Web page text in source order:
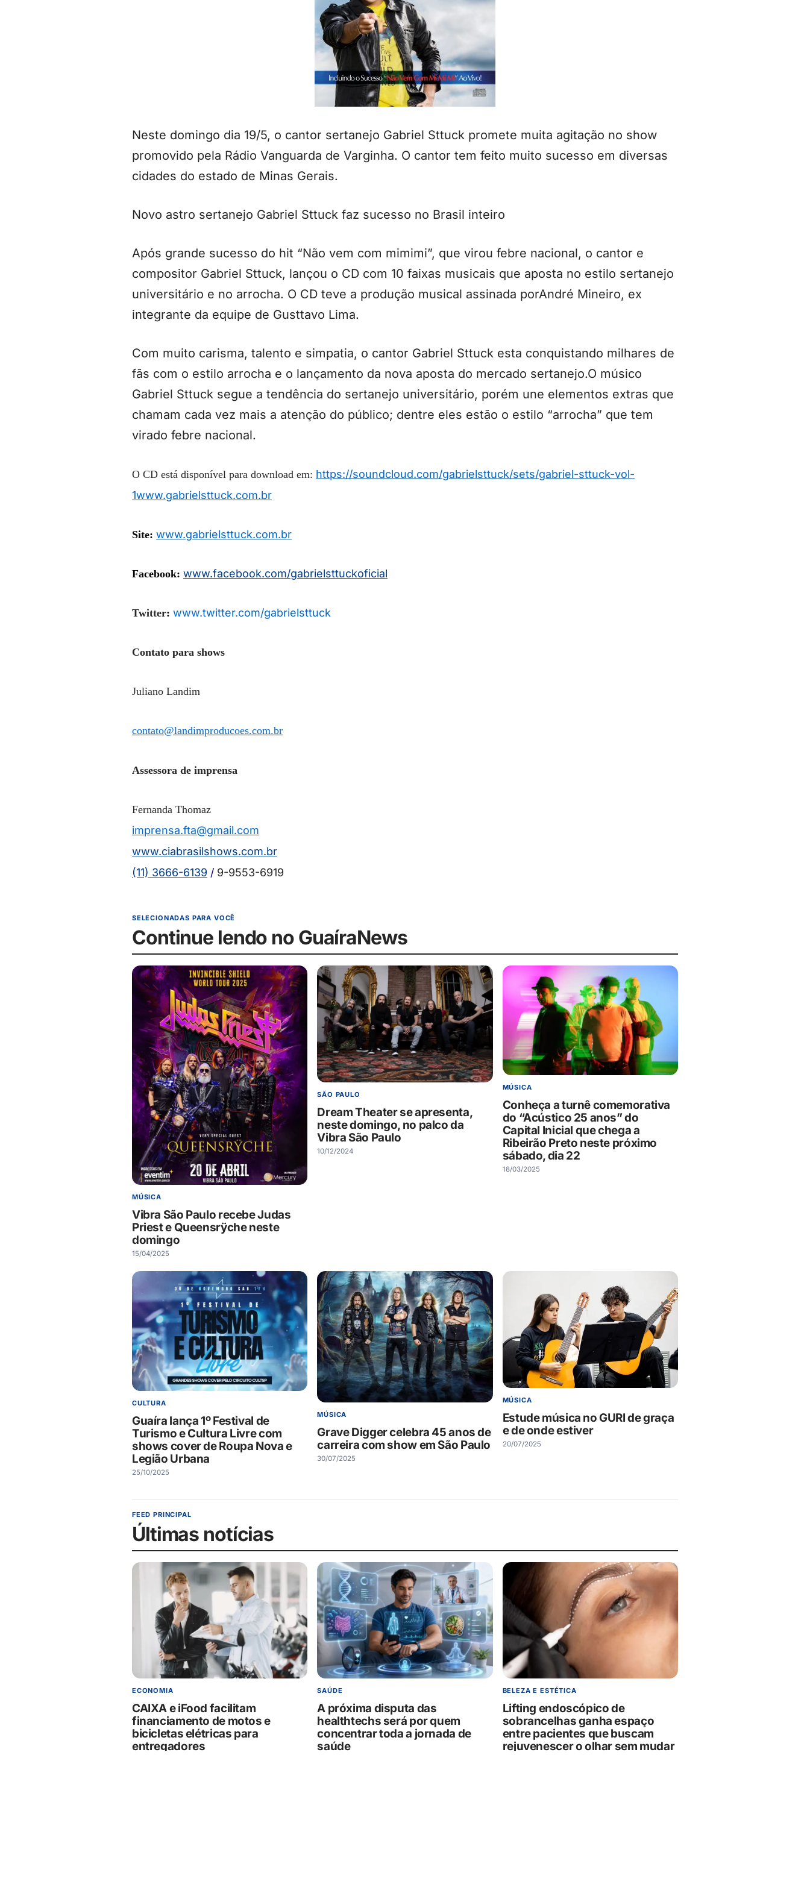
Neste domingo dia 19/5, o cantor sertanejo Gabriel Sttuck promete muita agitação no show
promovido pela Rádio Vanguarda de Varginha. O cantor tem feito muito sucesso em diversas
cidades do estado de Minas Gerais.
Novo astro sertanejo Gabriel Sttuck faz sucesso no Brasil inteiro
Após grande sucesso do hit “Não vem com mimimi”, que virou febre nacional, o cantor e
compositor Gabriel Sttuck, lançou o CD com 10 faixas musicais que aposta no estilo sertanejo
universitário e no arrocha. O CD teve a produção musical assinada porAndré Mineiro, ex
integrante da equipe de Gusttavo Lima.
Com muito carisma, talento e simpatia, o cantor Gabriel Sttuck esta conquistando milhares de
fãs com o estilo arrocha e o lançamento da nova aposta do mercado sertanejo.O músico
Gabriel Sttuck segue a tendência do sertanejo universitário, porém une elementos extras que
chamam cada vez mais a atenção do público; dentre eles estão o estilo “arrocha” que tem
virado febre nacional.
O CD está disponível para download em: https://soundcloud.com/gabrielsttuck/sets/gabriel-sttuck-vol-
1www.gabrielsttuck.com.br
Site: www.gabrielsttuck.com.br
Facebook: www.facebook.com/gabrielsttuckoficial
Twitter: www.twitter.com/gabrielsttuck
Contato para shows
Juliano Landim
contato@landimproducoes.com.br
Assessora de imprensa
Fernanda Thomaz
imprensa.fta@gmail.com
www.ciabrasilshows.com.br
(11) 3666-6139 / 9-9553-6919
SELECIONADAS PARA VOCÊ
Continue lendo no GuaíraNews
MÚSICA
Vibra São Paulo recebe Judas
Priest e Queensrÿche neste
domingo
15/04/2025
SÃO PAULO
Dream Theater se apresenta,
neste domingo, no palco da
Vibra São Paulo
10/12/2024
MÚSICA
Conheça a turnê comemorativa
do “Acústico 25 anos” do
Capital Inicial que chega a
Ribeirão Preto neste próximo
sábado, dia 22
18/03/2025
CULTURA
Guaíra lança 1º Festival de
Turismo e Cultura Livre com
shows cover de Roupa Nova e
Legião Urbana
25/10/2025
MÚSICA
Grave Digger celebra 45 anos de
carreira com show em São Paulo
30/07/2025
MÚSICA
Estude música no GURI de graça
e de onde estiver
20/07/2025
FEED PRINCIPAL
Últimas notícias
ECONOMIA
CAIXA e iFood facilitam
financiamento de motos e
bicicletas elétricas para
entregadores
SAÚDE
A próxima disputa das
healthtechs será por quem
concentrar toda a jornada de
saúde
BELEZA E ESTÉTICA
Lifting endoscópico de
sobrancelhas ganha espaço
entre pacientes que buscam
rejuvenescer o olhar sem mudar